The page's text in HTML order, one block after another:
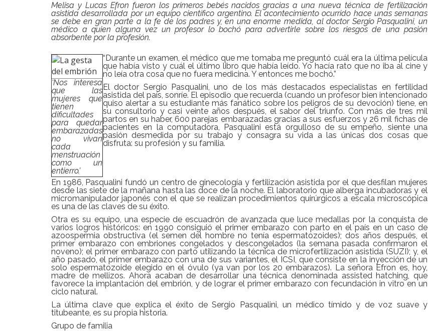
Melisa y Lucas Efron fueron los primeros bebés nacidos gracias a una nueva técnica de fertilización
asistida desarrollada por un equipo científico argentino. El acontecimiento ocurrido hace unas semanas
se debe en gran parte a la fe de los padres y, en una enorme medida, al doctor Sergio Pasqualini, un
médico a quien alguna vez un profesor lo bochó para advertirle sobre los riesgos de una pasión
absorbente por la profesión.
‘Nos interesa
que las
mujeres que
tienen
dificultades
para quedar
embarazadas
no vivan
cada
menstruación
como un
entierro.’
“Durante un examen, el médico que me tomaba me preguntó cuál era la última película
que había visto y cuál el último libro que había leído. Yo hacía rato que no iba al cine y
no leía otra cosa que no fuera medicina. Y entonces me bochó.”
El doctor Sergio Pasqualini, uno de los más destacados especialistas en fertilidad
asistida del país, sonríe. El episodio que recuerda (cuando un profesor bien intencionado
quiso alertar a su estudiante más fanático sobre los peligros de su devoción) tiene, en
su consultorio y casi veinte años después, el sabor del triunfo. Con más de tres mil
partos en su haber, 600 parejas embarazadas gracias a sus esfuerzos y 26 mil fichas de
pacientes en la computadora, Pasqualini está orgulloso de su empeño, siente una
pasión desmedida por su trabajo y consagra su vida a las únicas dos cosas que
disfruta: su profesión y su familia.
En 1986, Pasqualini fundó un centro de ginecología y fertilización asistida por el que desfilan mujeres
desde las siete de la mañana hasta las doce de la noche. El laboratorio que alberga incubadoras y el
micromanipulador japonés con el que se realizan procedimientos quirúrgicos a escala microscópica
es una de las claves de su éxito.
Otra es su equipo, una especie de escuadrón de avanzada que luce medallas por la conquista de
varios logros históricos: en 1990 consiguió el primer embarazo con parto en el país en un caso de
azoospermia obstructiva (el semen del hombre no tenía espermatozoides); dos años después, el
primer embarazo con embriones congelados y descongelados (la semana pasada confirmaron el
noveno); el primer embarazo con parto utilizando la técnica de microfertilización asistida (SUZI); y, el
año pasado, el primer embarazo con una de sus variantes, el ICSI, que consiste en la inyección de un
solo espermatozoide elegido en el óvulo (ya van por los 20 embarazos). La señora Efron es, hoy,
madre de mellizos. Ahora acaban de desarrollar una técnica denominada assisted hatching, que
favorece la implantación del embrión, y de lograr el primer embarazo con fecundación in vitroen un
ciclo natural.
La última clave que explica el éxito de Sergio Pasqualini, un médico tímido y de voz suave y
titubeante, es su propia historia.
Grupo de familia